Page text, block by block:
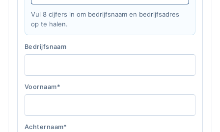
Vul 8 cijfers in om bedrijfsnaam en bedrijfsadres
op te halen.
Bedrijfsnaam
Voornaam*
Achternaam*